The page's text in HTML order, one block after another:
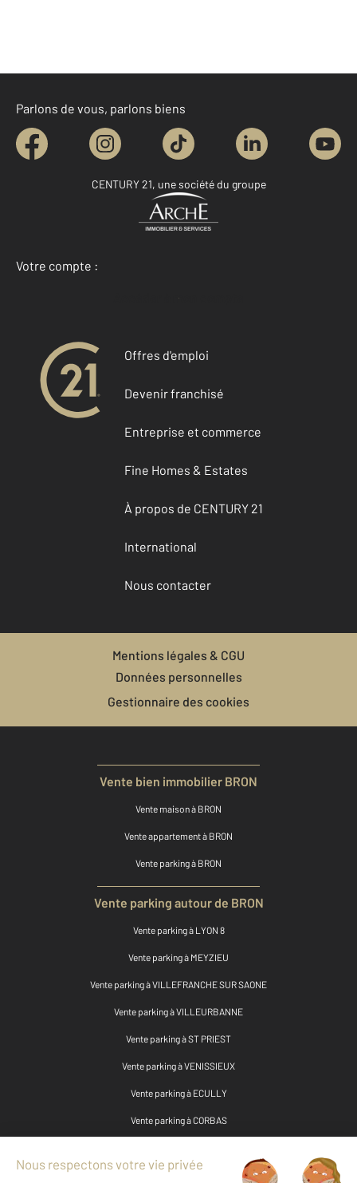
Parlons de vous, parlons biens
CENTURY 21, une société du groupe
Votre compte :
Accéder à mon compte
Offres d'emploi
Devenir franchisé
Entreprise et commerce
Fine Homes & Estates
À propos de CENTURY 21
International
Nous contacter
Mentions légales & CGU
Données personnelles
Gestionnaire des cookies
Vente bien immobilier BRON
Vente maison à BRON
Vente appartement à BRON
Vente parking à BRON
Vente parking autour de BRON
Vente parking à LYON 8
Vente parking à MEYZIEU
Vente parking à VILLEFRANCHE SUR SAONE
Vente parking à VILLEURBANNE
Vente parking à ST PRIEST
Vente parking à VENISSIEUX
Vente parking à ECULLY
Vente parking à CORBAS
Vente parking à RILLIEUX LA PAPE